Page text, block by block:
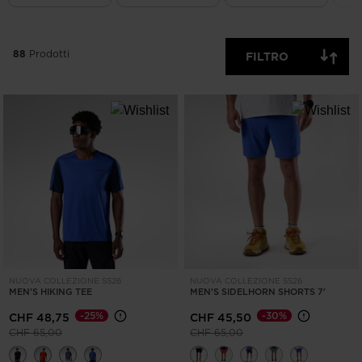
88 Prodotti FILTRO
NUOVA COLLEZIONE SS26
MEN'S HIKING TEE
CHF 48,75
Prezzo ridotto da
CHF 65,00a
-25%
NUOVA COLLEZIONE SS26
MEN'S SIDELHORN SHORTS 7'
CHF 45,50
Prezzo ridotto da
CHF 65,00a
-30%